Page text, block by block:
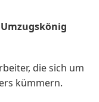
die sich um
kümmern.